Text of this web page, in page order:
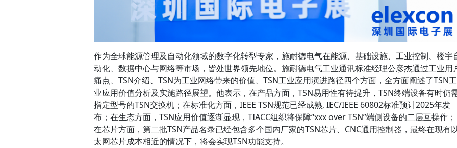
作为全球能源管理及自动化领域的数字化转型专家，施耐德电气在能源、基础设施、工业控制、楼宇
动化、数据中心与网络等市场，皆处世界领先地位。施耐德电气工业通讯标准经理公彦杰通过工业用
痛点、TSN介绍、TSN为工业网络带来的价值、TSN工业应用演进路径四个方面，全方面阐述了TSN工
业应用价值分析及实施路径展望。他表示，在产品方面，TSN易用性有待提升，TSN终端设备有时仍
指定型号的TSN交换机；在标准化方面，IEEE TSN规范已经成熟, IEC/IEEE 60802标准预计2025年发
布；在生态方面，TSN应用价值逐渐显现，TIACC组织将保障“xxx over TSN”端侧设备的二层互操作；
在芯片方面，第二批TSN产品名录已经包含多个国内厂家的TSN芯片、CNC通用控制器，最终在现有
太网芯片成本相近的情况下，将会实现TSN功能支持。